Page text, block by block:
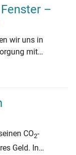
–
wir uns in
mit
für die
Sie alle
zu
CO2-
Geld. In